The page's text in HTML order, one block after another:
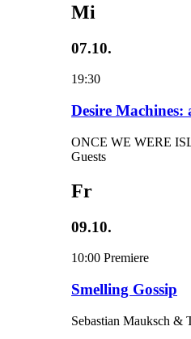
Mi
07.10.
19:30
Desire Machines:
ONCE WE WERE
Guests
Fr
09.10.
10:00 Premiere
Smelling Gossip
Sebastian Mauksch &